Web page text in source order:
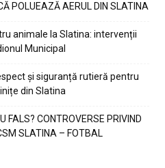
POLUEAZĂ AERUL DIN SLATINA
animale la Slatina: intervenții
Municipal
și siguranță rutieră pentru
din Slatina
FALS? CONTROVERSE PRIVIND
SLATINA – FOTBAL